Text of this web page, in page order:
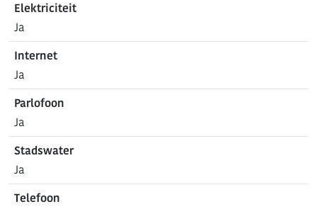
Elektriciteit
Ja
Internet
Ja
Parlofoon
Ja
Stadswater
Ja
Telefoon